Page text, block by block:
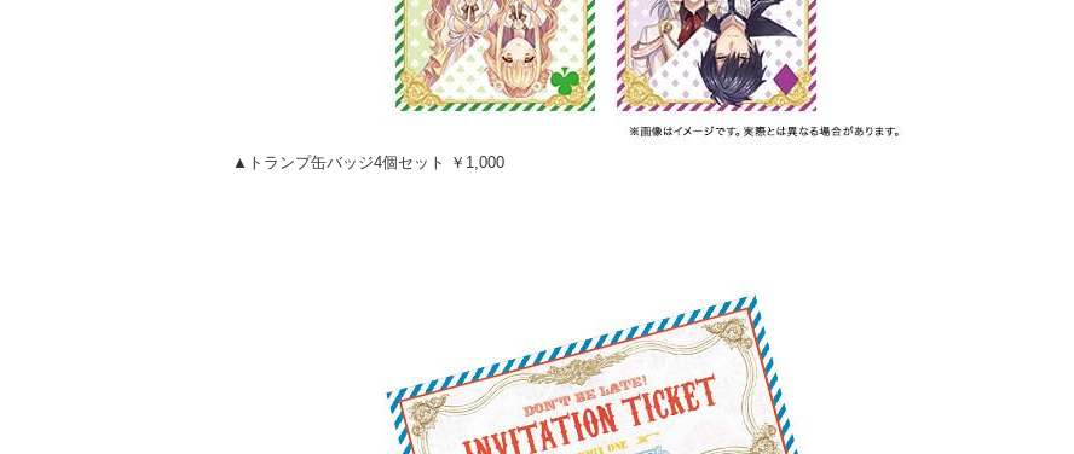
▲トランプ缶バッジ4個セット ￥1,000